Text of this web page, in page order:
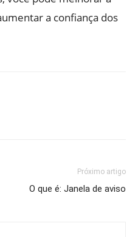
a confiança dos
Próximo artigo
O que é: Janela de aviso